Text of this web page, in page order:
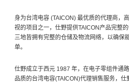
身为台湾电容 (TAICON) 最优质的代理商，
视的项目之一，仕野提供TAICON产品完整
三地皆拥有完整的仓储及物流网络，以确保
单。
仕野成立于西元 1987 年，在电子零组件通
品质的台湾电容(TAICON)代理销售服务，